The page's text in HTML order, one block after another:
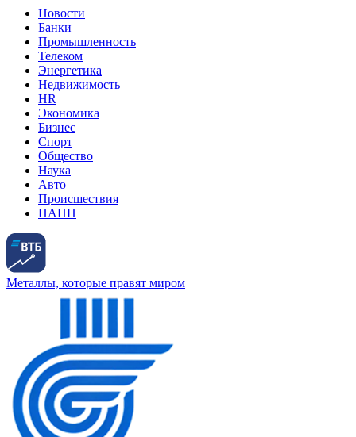
Новости
Банки
Промышленность
Телеком
Энергетика
Недвижимость
HR
Экономика
Бизнес
Спорт
Общество
Наука
Авто
Происшествия
НАПП
Металлы, которые правят миром